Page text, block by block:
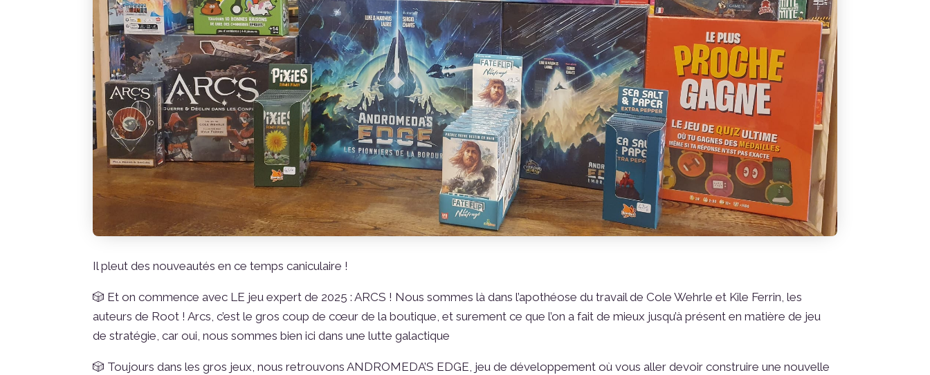
Il pleut des nouveautés en ce temps caniculaire !
🎲 Et on commence avec LE jeu expert de 2025 : ARCS ! Nous sommes là dans l’apothéose du travail de Cole Wehrle et Kile Ferrin, les
auteurs de Root ! Arcs, c’est le gros coup de cœur de la boutique, et surement ce que l’on a fait de mieux jusqu’à présent en matière de jeu
de stratégie, car oui, nous sommes bien ici dans une lutte galactique
🎲 Toujours dans les gros jeux, nous retrouvons ANDROMEDA’S EDGE, jeu de développement où vous aller devoir construire une nouvelle